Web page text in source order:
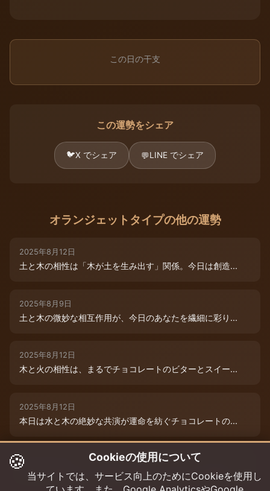
この日の干支
この運勢をシェア
🐦X でシェア 💬LINE でシェア
オランジェットタイプの他の運勢
2025年8月12日
土と木の相性は「木が土を生み出す」関係。今日は創造...
2025年8月9日
土と木の微妙な相互作用が、今日のあなたを繊細に彩り...
2025年8月12日
木と火の相性は、まるでチョコレートのビターとスイー...
2025年8月12日
本日は水と木の絶妙な共演が運命を紡ぐチョコレートの...
2025年8月12日
本日は、燃えるような情熱と成長のエネルギーが交差す...
🍪 Cookieの使用について
当サイトでは、サービス向上のためにCookieを使用し